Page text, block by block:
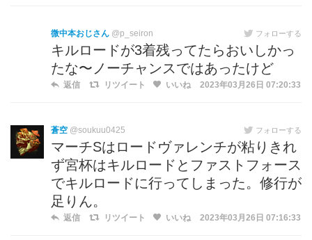
微中本おじさん @p_seiron フォローする
キルロードが3着残ってたらおいしかっ
たな〜ノーチャンスではあったけど
返信 リツイート いいね 2023年03月26日 07:20:33
蒼空 @soukuu0425 フォローする
マーチSはロードヴァレンチが粘りきれ
ず宮杯はキルロードとファストフォース
でキルロードに行ってしまった。修行が
足りん。
返信 リツイート いいね 2023年03月26日 07:16:33